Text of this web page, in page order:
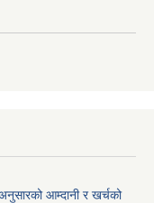
आम्दानी र खर्चको